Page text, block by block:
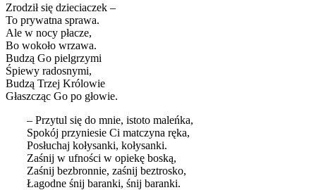
Zrodził się dzieciaczek –
To prywatna sprawa.
Ale w nocy płacze,
Bo wokoło wrzawa.
Budzą Go pielgrzymi
Śpiewy radosnymi,
Budzą Trzej Królowie
Głaszcząc Go po głowie.
– Przytul się do mnie, istoto maleńka,
Spokój przyniesie Ci matczyna ręka,
Posłuchaj kołysanki, kołysanki.
Zaśnij w ufności w opiekę boską,
Zaśnij bezbronnie, zaśnij beztrosko,
Łagodne śnij baranki, śnij baranki.